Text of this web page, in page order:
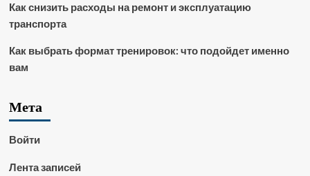
Как снизить расходы на ремонт и эксплуатацию
транспорта
Как выбрать формат тренировок: что подойдет именно
вам
Мета
Войти
Лента записей